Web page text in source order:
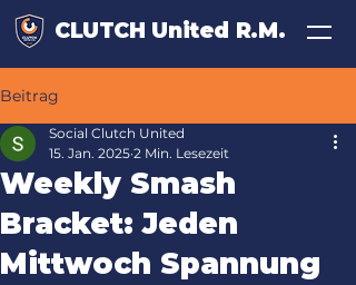
CLUTCH United R.M.
Beitrag
Weekly Smash
Bracket: Jeden
Mittwoch Spannung
Social Clutch United
15. Jan. 2025 2 Min. Lesezeit